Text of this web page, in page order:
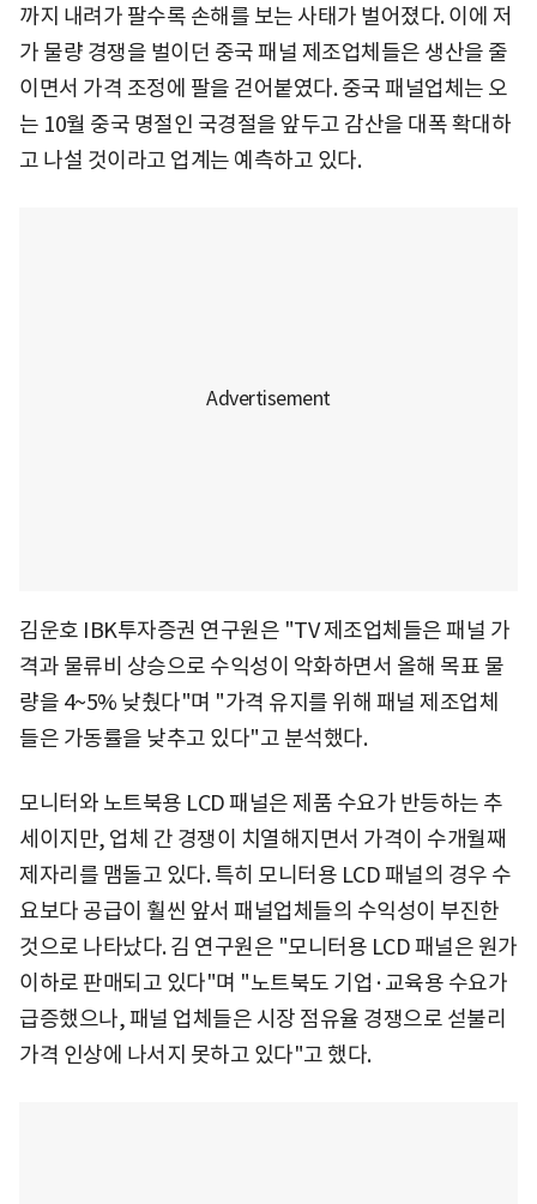
까지 내려가 팔수록 손해를 보는 사태가 벌어졌다. 이에 저
가 물량 경쟁을 벌이던 중국 패널 제조업체들은 생산을 줄
이면서 가격 조정에 팔을 걷어붙였다. 중국 패널업체는 오
는 10월 중국 명절인 국경절을 앞두고 감산을 대폭 확대하
고 나설 것이라고 업계는 예측하고 있다.
김운호 IBK투자증권 연구원은 "TV 제조업체들은 패널 가
격과 물류비 상승으로 수익성이 악화하면서 올해 목표 물
량을 4~5% 낮췄다"며 "가격 유지를 위해 패널 제조업체
들은 가동률을 낮추고 있다"고 분석했다.
모니터와 노트북용 LCD 패널은 제품 수요가 반등하는 추
세이지만, 업체 간 경쟁이 치열해지면서 가격이 수개월째
제자리를 맴돌고 있다. 특히 모니터용 LCD 패널의 경우 수
요보다 공급이 훨씬 앞서 패널업체들의 수익성이 부진한
것으로 나타났다. 김 연구원은 "모니터용 LCD 패널은 원가
이하로 판매되고 있다"며 "노트북도 기업·교육용 수요가
급증했으나, 패널 업체들은 시장 점유율 경쟁으로 섣불리
가격 인상에 나서지 못하고 있다"고 했다.